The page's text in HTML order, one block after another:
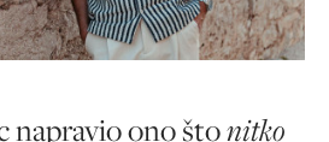
napravio ono štonitko